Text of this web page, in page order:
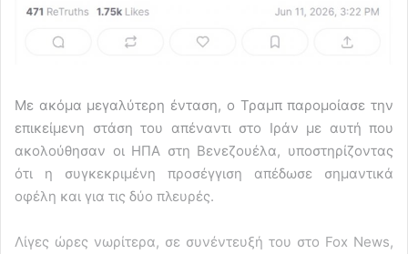
Με ακόμα μεγαλύτερη ένταση, ο Τραμπ παρομοίασε την
επικείμενη στάση του απέναντι στο Ιράν με αυτή που
ακολούθησαν οι ΗΠΑ στη Βενεζουέλα, υποστηρίζοντας
ότι η συγκεκριμένη προσέγγιση απέδωσε σημαντικά
οφέλη και για τις δύο πλευρές.
Λίγες ώρες νωρίτερα, σε συνέντευξή του στο Fox News,